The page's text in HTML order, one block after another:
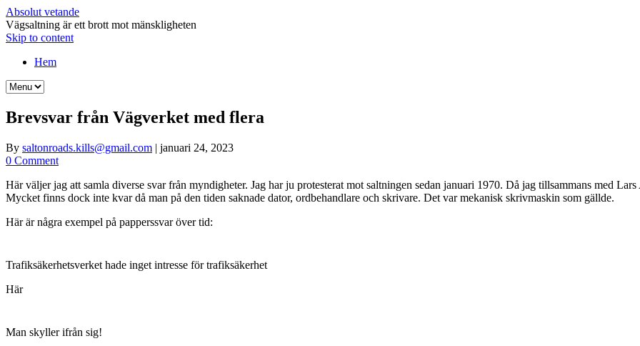
Absolut vetande
Vägsaltning är ett brott mot mänskligheten
Skip to content
Hem
Brevsvar från Vägverket med flera
By saltonroads.kills@gmail.com | januari 24, 2023
0 Comment
Här väljer jag att samla diverse svar från myndigheter. Jag har ju protesterat mot saltningen sedan januari 1970. Då jag tillsammans med
Mycket finns dock inte kvar då man på den tiden saknade dator, ordbehandlare och skrivare. Det var mekanisk skrivmaskin som gällde.
Här är några exempel på papperssvar över tid:
Trafiksäkerhetsverket hade inget intresse för trafiksäkerhet
Här
Man skyller ifrån sig!